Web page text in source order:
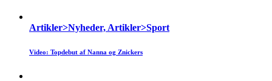
Artikler>Nyheder, Artikler>Sport
Video: Topdebut af Nanna og Znickers